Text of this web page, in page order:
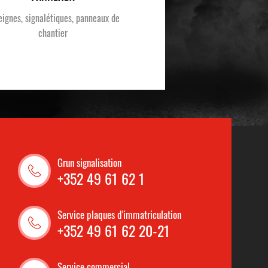
signalétiques, panneaux de
chantier
Grun signalisation
+352 49 61 62 1
Service plaques d'immatriculation
+352 49 61 62 20-21